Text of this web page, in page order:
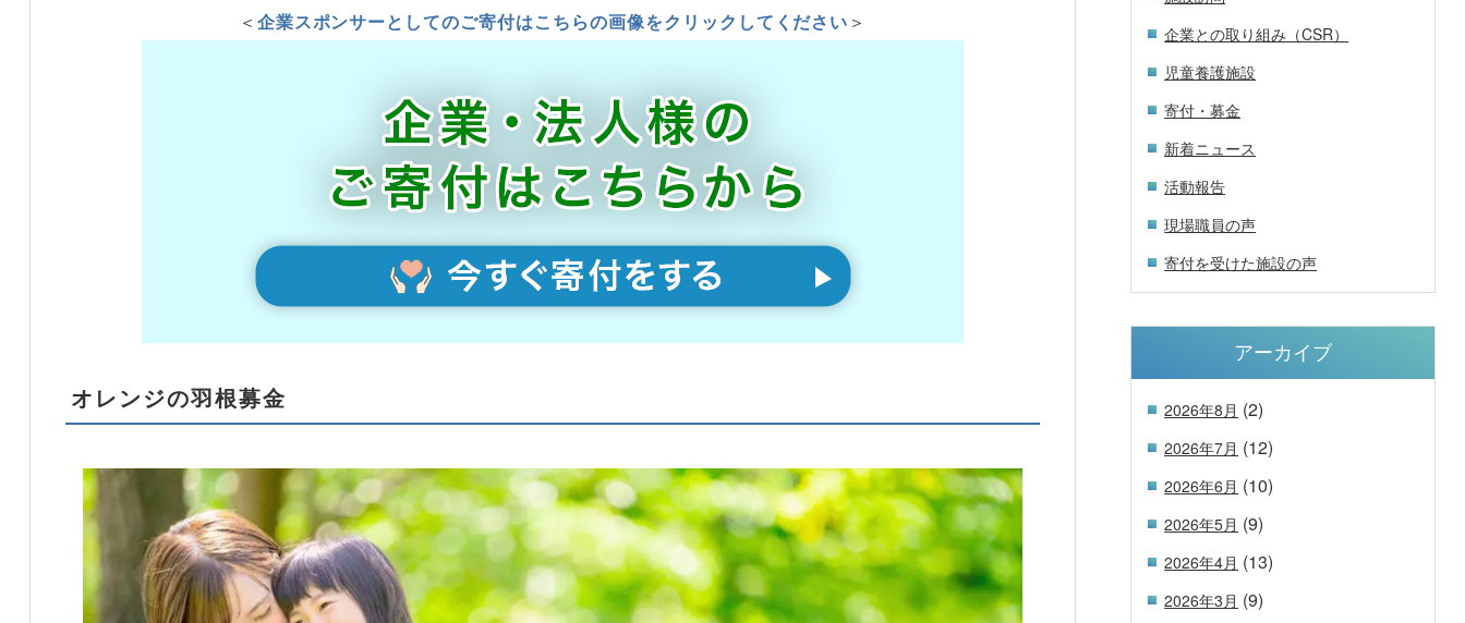
＜ 企業スポンサーとしてのご寄付はこちらの画像をクリックしてください ＞
オレンジの羽根募金
企業との取り組み（CSR）
児童養護施設
寄付・募金
新着ニュース
活動報告
現場職員の声
寄付を受けた施設の声
アーカイブ
2026年8月 (2)
2026年7月 (12)
2026年6月 (10)
2026年5月 (9)
2026年4月 (13)
2026年3月 (9)